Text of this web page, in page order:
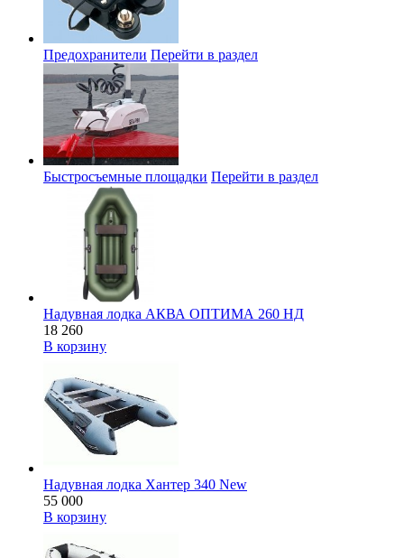
Предохранители Перейти в раздел
Быстросъемные площадки Перейти в раздел
Надувная лодка АКВА ОПТИМА 260 НД
18 260
В корзину
Надувная лодка Хантер 340 New
55 000
В корзину